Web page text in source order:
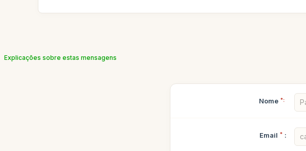
Explicações sobre estas mensagens
Nome *:
Email * :